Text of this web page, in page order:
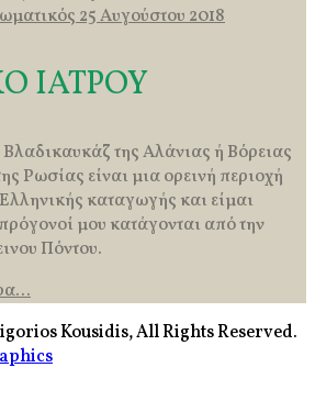
25 Αυγούστου 2018
ΙΑΤΡΟΥ
της Αλάνιας ή Βόρειας
Ρωσίας είναι μια ορεινή περιοχή
καταγωγής και είμαι
μου κατάγονται από την
Πόντου.
Kousidis, All Rights Reserved.